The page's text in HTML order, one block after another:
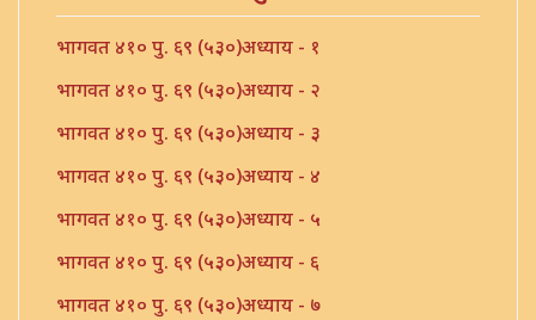
भागवत ४१० पु. ६९ (५३०)अध्याय - १
भागवत ४१० पु. ६९ (५३०)अध्याय - २
भागवत ४१० पु. ६९ (५३०)अध्याय - ३
भागवत ४१० पु. ६९ (५३०)अध्याय - ४
भागवत ४१० पु. ६९ (५३०)अध्याय - ५
भागवत ४१० पु. ६९ (५३०)अध्याय - ६
भागवत ४१० पु. ६९ (५३०)अध्याय - ७